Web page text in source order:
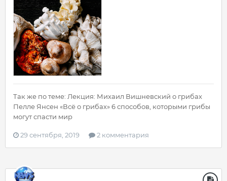
Так же по теме: Лекция: Михаил Вишневский о грибах
Пелле Янсен «Всё о грибах» 6 способов, которыми грибы
могут спасти мир
29 сентября, 2019 2 комментария